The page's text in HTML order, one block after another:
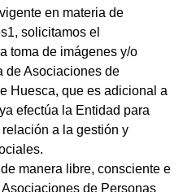
en materia de
solicitamos el
toma de imágenes y/o
de Asociaciones de
Huesca, que es adicional a
efectúa la Entidad para
a la gestión y
manera libre, consciente e
de Personas